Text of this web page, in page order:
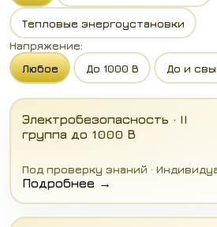
Тепловые энергоустановки
Напряжение:
Любое
До 1000 В До и
Электробезопасность · II
группа до 1000 В
Под проверку знаний ·
Подробнее →